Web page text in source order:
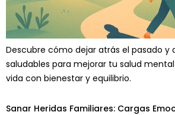
Descubre cómo dejar atrás el pasado y
saludables para mejorar tu salud
vida con bienestar y equilibrio.
Sanar Heridas Familiares: Cargas